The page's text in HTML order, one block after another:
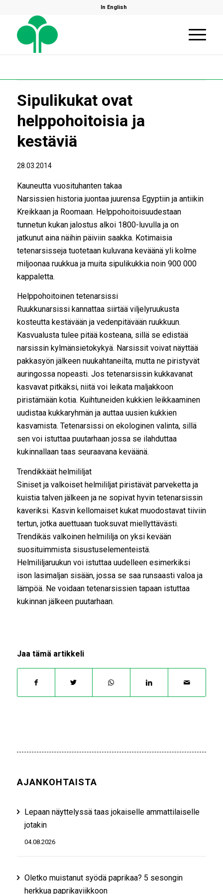
In English
Sipulikukat ovat
helppohoitoisia ja
kestäviä
28.03.2014
Kauneutta vuosituhanten takaa
Narsissien historia juontaa juurensa Egyptiin ja antiikin
Kreikkaan ja Roomaan. Helppohoitoisuudestaan
tunnetun kukan jalostus alkoi 1800-luvulla ja on
jatkunut aina näihin päiviin saakka. Kotimaisia
tetenarsisseja tuotetaan kuluvana keväänä yli kolme
miljoonaa ruukkua ja muita sipulikukkia noin 900 000
kappaletta.
Helppohoitoinen tetenarsissi
Ruukkunarsissi kannattaa siirtää viljelyruukusta
kosteutta kestävään ja vedenpitävään ruukkuun.
Kasvualusta tulee pitää kosteana, sillä se edistää
narsissin kylmänsietokykyä. Narsissit voivat näyttää
pakkasyön jälkeen nuukahtaneilta, mutta ne piristyvät
auringossa nopeasti. Jos tetenarsissin kukkavanat
kasvavat pitkäksi, niitä voi leikata maljakkoon
piristämään kotia. Kuihtuneiden kukkien leikkaaminen
uudistaa kukkaryhmän ja auttaa uusien kukkien
kasvamista. Tetenarsissi on ekologinen valinta, sillä
sen voi istuttaa puutarhaan jossa se ilahduttaa
kukinnallaan taas seuraavana keväänä.
Trendikkäät helmililjat
Siniset ja valkoiset helmililjat piristävät parveketta ja
kuistia talven jälkeen ja ne sopivat hyvin tetenarsissin
kaveriksi. Kasvin kellomaiset kukat muodostavat tiiviin
tertun, jotka auettuaan tuoksuvat miellyttävästi.
Trendikäs valkoinen helmililja on yksi kevään
suosituimmista sisustuselementeistä.
Helmililjaruukun voi istuttaa uudelleen esimerkiksi
ison lasimaljan sisään, jossa se saa runsaasti valoa ja
lämpöä. Ne voidaan tetenarsissien tapaan istuttaa
kukinnan jälkeen puutarhaan.
Jaa tämä artikkeli
AJANKOHTAISTA
Lepaan näyttelyssä taas jokaiselle ammattilaiselle
jotakin
04.08.2026
Oletko muistanut syödä paprikaa? 5 sesongin
herkkua paprikaviikkoon